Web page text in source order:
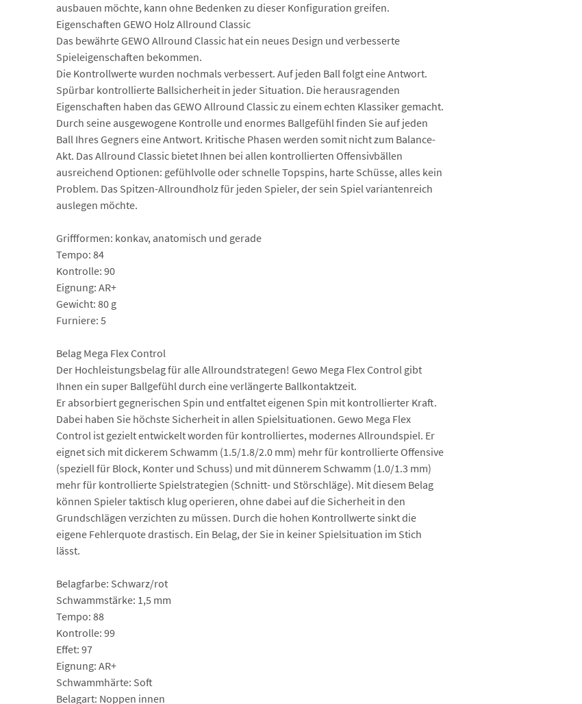
ausbauen möchte, kann ohne Bedenken zu dieser Konfiguration greifen.
Eigenschaften GEWO Holz Allround Classic
Das bewährte GEWO Allround Classic hat ein neues Design und verbesserte
Spieleigenschaften bekommen.
Die Kontrollwerte wurden nochmals verbessert. Auf jeden Ball folgt eine Antwort.
Spürbar kontrollierte Ballsicherheit in jeder Situation. Die herausragenden
Eigenschaften haben das GEWO Allround Classic zu einem echten Klassiker gemacht.
Durch seine ausgewogene Kontrolle und enormes Ballgefühl finden Sie auf jeden
Ball Ihres Gegners eine Antwort. Kritische Phasen werden somit nicht zum Balance-
Akt. Das Allround Classic bietet Ihnen bei allen kontrollierten Offensivbällen
ausreichend Optionen: gefühlvolle oder schnelle Topspins, harte Schüsse, alles kein
Problem. Das Spitzen-Allroundholz für jeden Spieler, der sein Spiel variantenreich
auslegen möchte.
Griffformen: konkav, anatomisch und gerade
Tempo: 84
Kontrolle: 90
Eignung: AR+
Gewicht: 80 g
Furniere: 5
Belag Mega Flex Control
Der Hochleistungsbelag für alle Allroundstrategen! Gewo Mega Flex Control gibt
Ihnen ein super Ballgefühl durch eine verlängerte Ballkontaktzeit.
Er absorbiert gegnerischen Spin und entfaltet eigenen Spin mit kontrollierter Kraft.
Dabei haben Sie höchste Sicherheit in allen Spielsituationen. Gewo Mega Flex
Control ist gezielt entwickelt worden für kontrolliertes, modernes Allroundspiel. Er
eignet sich mit dickerem Schwamm (1.5/1.8/2.0 mm) mehr für kontrollierte Offensive
(speziell für Block, Konter und Schuss) und mit dünnerem Schwamm (1.0/1.3 mm)
mehr für kontrollierte Spielstrategien (Schnitt- und Störschläge). Mit diesem Belag
können Spieler taktisch klug operieren, ohne dabei auf die Sicherheit in den
Grundschlägen verzichten zu müssen. Durch die hohen Kontrollwerte sinkt die
eigene Fehlerquote drastisch. Ein Belag, der Sie in keiner Spielsituation im Stich
lässt.
Belagfarbe: Schwarz/rot
Schwammstärke: 1,5 mm
Tempo: 88
Kontrolle: 99
Effet: 97
Eignung: AR+
Schwammhärte: Soft
Belagart: Noppen innen